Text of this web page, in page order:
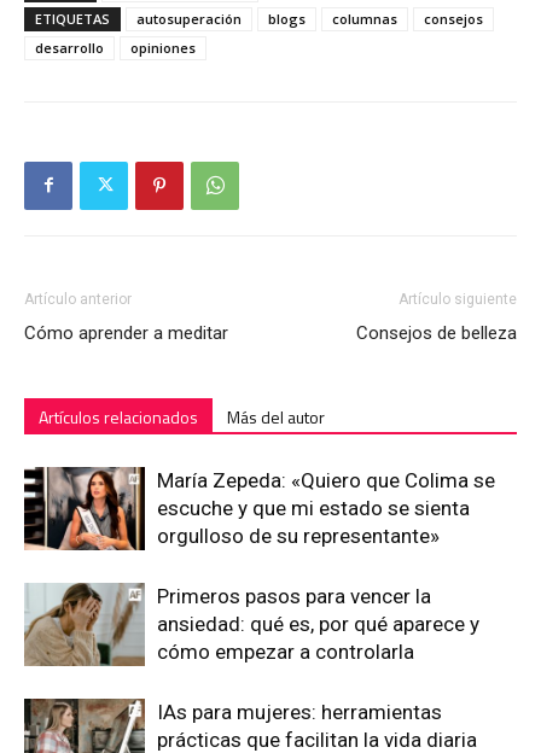
ETIQUETAS
autosuperación blogs columnas
consejos
desarrollo
opiniones
Artículo anterior
Cómo aprender a meditar
Artículo siguiente
Consejos de belleza
Artículos relacionados Más del autor
María Zepeda: «Quiero que Colima se
escuche y que mi estado se sienta
orgulloso de su representante»
Primeros pasos para vencer la
ansiedad: qué es, por qué aparece y
cómo empezar a controlarla
IAs para mujeres: herramientas
prácticas que facilitan la vida diaria